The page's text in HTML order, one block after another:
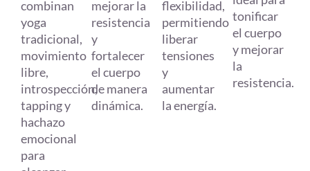
combinan
yoga
tradicional,
movimiento
libre,
introspección,
tapping y
hachazo
emocional
para
mejorar la
resistencia
y
fortalecer
el cuerpo
de manera
dinámica.
flexibilidad,
permitiendo
liberar
tensiones
y
aumentar
la energía.
tonificar
el cuerpo
y mejorar
la
resistencia.